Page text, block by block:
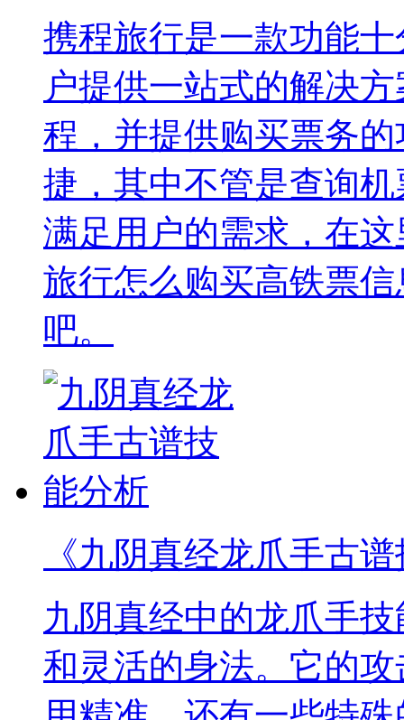
携程旅行是一款功能
户提供一站式的解决
程，并提供购买票务
捷，其中不管是查询
满足用户的需求，在
旅行怎么购买高铁票
吧。
《九阴真经龙爪手古
九阴真经中的龙爪手
和灵活的身法。它的